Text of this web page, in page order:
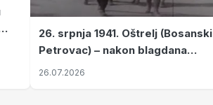
26. srpnja 1941. Oštrelj (Bosanski
Petrovac) – nakon blagdana
Svete Ane izvršen napad srpskih
26.07.2026